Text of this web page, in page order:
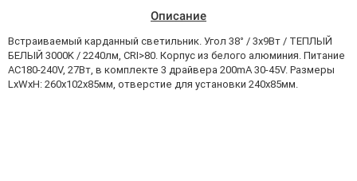
Описание
Встраиваемый карданный светильник. Угол 38° / 3x9Вт / ТЕПЛЫЙ
БЕЛЫЙ 3000K / 2240лм, CRI>80. Корпус из белого алюминия. Питание
AC180-240V, 27Вт, в комплекте 3 драйвера 200mA 30-45V. Размеры
LxWxH: 260х102x85мм, отверстие для установки 240x85мм.